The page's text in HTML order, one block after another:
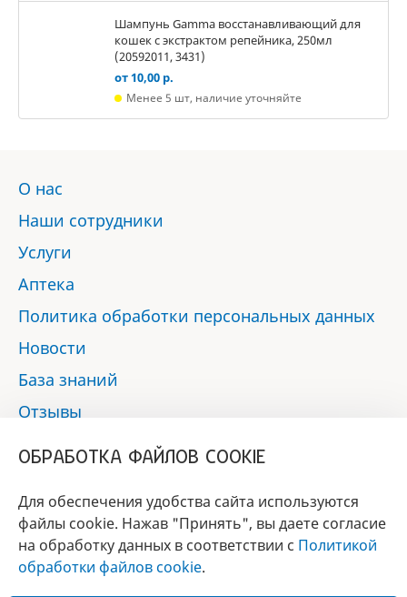
Шампунь Gamma восстанавливающий для
кошек с экстрактом репейника, 250мл
(20592011, 3431)
от 10,00 р.
Менее 5 шт, наличие уточняйте
О нас
Наши сотрудники
Услуги
Аптека
Политика обработки персональных данных
Новости
База знаний
Отзывы
БРЕНД
ГОДА 2017 - 2019
ОБРАБОТКА ФАЙЛОВ COOKIE
Для обеспечения удобства сайта используются
файлы cookie. Нажав "Принять", вы даете согласие
на обработку данных в соответствии с Политикой
обработки файлов cookie.